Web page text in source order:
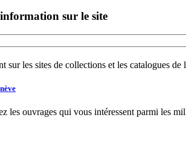
sur le site
sur les sites de collections et les catalogues
les ouvrages qui vous intéressent parmi les